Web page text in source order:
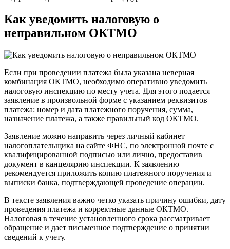
Как уведомить налоговую о
неправильном ОКТМО
Если при проведении платежа была указана неверная
комбинация ОКТМО, необходимо оперативно уведомить
налоговую инспекцию по месту учета. Для этого подается
заявление в произвольной форме с указанием реквизитов
платежа: номер и дата платежного поручения, сумма,
назначение платежа, а также правильный код ОКТМО.
Заявление можно направить через личный кабинет
налогоплательщика на сайте ФНС, по электронной почте с
квалифицированной подписью или лично, предоставив
документ в канцелярию инспекции. К заявлению
рекомендуется приложить копию платежного поручения и
выписки банка, подтверждающей проведение операции.
В тексте заявления важно четко указать причину ошибки, дату
проведения платежа и корректные данные ОКТМО.
Налоговая в течение установленного срока рассматривает
обращение и дает письменное подтверждение о принятии
сведений к учету.